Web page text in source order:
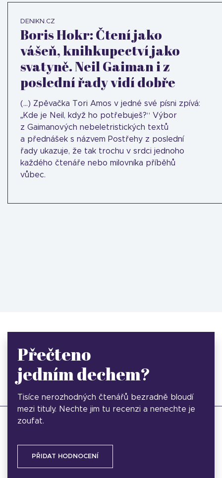
DENIKN.CZ
Boris Hokr: Čtení jako
vášeň, knihkupectví jako
svatyně. Neil Gaiman i z
poslední řady vidí dobře
(...) Zpěvačka Tori Amos v jedné své písni zpívá:
„Kde je Neil, když ho potřebuješ?“ Výbor
z Gaimanových nebeletristických textů
a přednášek s názvem Postřehy z poslední
řady ukazuje, že tak trochu v srdci jednoho
každého čtenáře nebo milovníka příběhů
vůbec.
Přečteno
jedním dechem?
Tisíce nerozhodných čtenářů bezradně bloudí
mezi tituly. Nechte jim tu recenzi a nenechte je
zoufat.
PŘIDAT HODNOCENÍ